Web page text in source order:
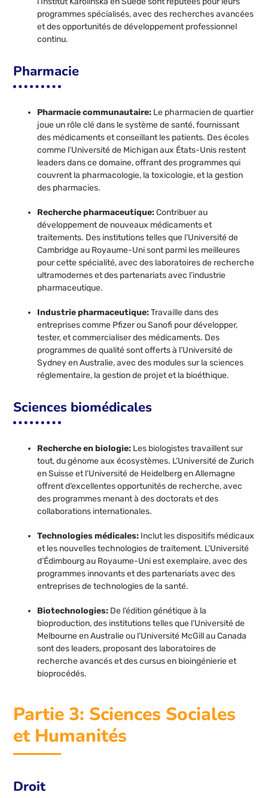
programmes spécialisés, avec des recherches avancées
et des opportunités de développement professionnel
continu.
Pharmacie
Pharmacie communautaire: Le pharmacien de quartier
joue un rôle clé dans le système de santé, fournissant
des médicaments et conseillant les patients. Des écoles
comme l’Université de Michigan aux États-Unis restent
leaders dans ce domaine, offrant des programmes qui
couvrent la pharmacologie, la toxicologie, et la gestion
des pharmacies.
Recherche pharmaceutique:Contribuer au
développement de nouveaux médicaments et
traitements. Des institutions telles que l’Université de
Cambridge au Royaume-Uni sont parmi les meilleures
pour cette spécialité, avec des laboratoires de recherche
ultramodernes et des partenariats avec l’industrie
pharmaceutique.
Industrie pharmaceutique:Travaille dans des
entreprises comme Pfizer ou Sanofi pour développer,
tester, et commercialiser des médicaments. Des
programmes de qualité sont offerts à l’Université de
Sydney en Australie, avec des modules sur la sciences
réglementaire, la gestion de projet et la bioéthique.
Sciences biomédicales
Recherche en biologie: Les biologistes travaillent sur
tout, du génome aux écosystèmes. L’Université de Zurich
en Suisse et l’Université de Heidelberg en Allemagne
offrent d’excellentes opportunités de recherche, avec
des programmes menant à des doctorats et des
collaborations internationales.
Technologies médicales: Inclut les dispositifs médicaux
et les nouvelles technologies de traitement. L’Université
d’Édimbourg au Royaume-Uni est exemplaire, avec des
programmes innovants et des partenariats avec des
entreprises de technologies de la santé.
Biotechnologies: De l’édition génétique à la
bioproduction, des institutions telles que l’Université de
Melbourne en Australie ou l’Université McGill au Canada
sont des leaders, proposant des laboratoires de
recherche avancés et des cursus en bioingénierie et
bioprocédés.
Partie 3: Sciences Sociales
et Humanités
Droit